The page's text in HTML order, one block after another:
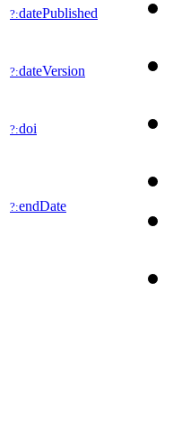
?:datePublished
?:dateVersion
?:doi
?:endDate